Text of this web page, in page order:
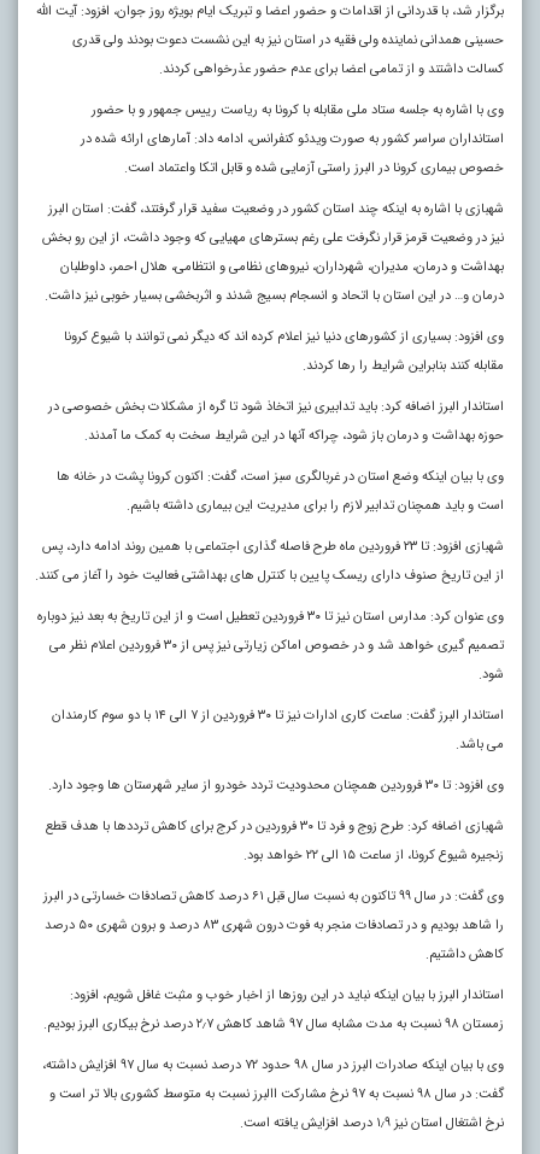
برگزار شد، با قدردانی از اقدامات و حضور اعضا و تبریک ایام بویژه روز جوان، افزود: آیت الله
حسینی همدانی نماینده ولی فقیه در استان نیز به این نشست دعوت بودند ولی قدری
کسالت داشتند و از تمامی اعضا برای عدم حضور عذرخواهی کردند.
وی با اشاره به جلسه ستاد ملی مقابله با کرونا به ریاست رییس جمهور و با حضور
استانداران سراسر کشور به صورت ویدئو کنفرانس، ادامه داد: آمارهای ارائه شده در
خصوص بیماری کرونا در البرز راستی آزمایی شده و قابل اتکا واعتماد است.
شهبازی با اشاره به اینکه چند استان کشور در وضعیت سفید قرار گرفتند، گفت: استان البرز
نیز در وضعیت قرمز قرار نگرفت علی رغم بسترهای مهیایی که وجود داشت، از این رو بخش
بهداشت و درمان، مدیران، شهرداران، نیروهای نظامی و انتظامی، هلال احمر، داوطلبان
درمان و… در این استان با اتحاد و انسجام بسیج شدند و اثربخشی بسیار خوبی نیز داشت.
وی افزود: بسیاری از کشورهای دنیا نیز اعلام کرده اند که دیگر نمی توانند با شیوع کرونا
مقابله کنند بنابراین شرایط را رها کردند.
استاندار البرز اضافه کرد: باید تدابیری نیز اتخاذ شود تا گره از مشکلات بخش خصوصی در
حوزه بهداشت و درمان باز شود، چراکه آنها در این شرایط سخت به کمک ما آمدند.
وی با بیان اینکه وضع استان در غربالگری سبز است، گفت: اکنون کرونا پشت در خانه ها
است و باید همچنان تدابیر لازم را برای مدیریت این بیماری داشته باشیم.
شهبازی افزود: تا ۲۳ فروردین ماه طرح فاصله گذاری اجتماعی با همین روند ادامه دارد، پس
از این تاریخ صنوف دارای ریسک پایین با کنترل های بهداشتی فعالیت خود را آغاز می کنند.
وی عنوان کرد: مدارس استان نیز تا ۳۰ فروردین تعطیل است و از این تاریخ به بعد نیز دوباره
تصمیم گیری خواهد شد و در خصوص اماکن زیارتی نیز پس از ۳۰ فروردین اعلام نظر می
شود.
استاندار البرز گفت: ساعت کاری ادارات نیز تا ۳۰ فروردین از ۷ الی ۱۴ با دو سوم کارمندان
می باشد.
وی افزود: تا ۳۰ فروردین همچنان محدودیت تردد خودرو از سایر شهرستان ها وجود دارد.
شهبازی اضافه کرد: طرح زوج و فرد تا ۳۰ فروردین در کرج برای کاهش ترددها با هدف قطع
زنجیره شیوع کرونا، از ساعت ۱۵ الی ۲۲ خواهد بود.
وی گفت: در سال ۹۹ تاکنون به نسبت سال قبل ۶۱ درصد کاهش تصادفات خسارتی در البرز
را شاهد بودیم و در تصادفات منجر به فوت درون شهری ۸۳ درصد و برون شهری ۵۰ درصد
کاهش داشتیم.
استاندار البرز با بیان اینکه نباید در این روزها از اخبار خوب و مثبت غافل شویم، افزود:
زمستان ۹۸ نسبت به مدت مشابه سال ۹۷ شاهد کاهش ۲٫۷ درصد نرخ بیکاری البرز بودیم.
وی با بیان اینکه صادرات البرز در سال ۹۸ حدود ۷۲ درصد نسبت به سال ۹۷ افزایش داشته،
گفت: در سال ۹۸ نسبت به ۹۷ نرخ مشارکت االبرز نسبت به متوسط کشوری بالا تر است و
نرخ اشتغال استان نیز ۱٫۹ درصد افزایش یافته است.